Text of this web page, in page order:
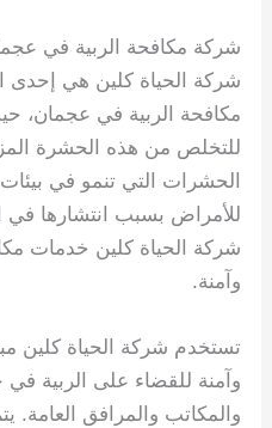
شركة مكافحة الربية في
شركة الحياة كلين هي إحدى
مكافحة الربية في عجمان،
للتخلص من هذه الحشرة
الحشرات التي تنمو في
للأمراض بسبب انتشارها في
شركة الحياة كلين خدمات
وآمنة.
تستخدم شركة الحياة كلين
وآمنة للقضاء على الربية في
والمكاتب والمرافق العامة.